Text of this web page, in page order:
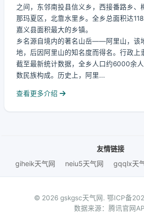
之间，东邻南投县信义乡，西接番路乡、
那玛夏区，北靠水里乡。全乡总面积达
嘉义县面积最大的乡镇。
乡名源自境内的著名山岳——阿里山，该
地，后因阿里山的知名度而得名。行政上
截至最新统计数据，全乡人口约6000余
数民族构成。历史上，阿里...
查看更多介绍
友情链接
giheik天气网
neiu5天气网 gqqlx天
© 2026 gskgsc天气网. 鄂ICP备
数据来源：腾讯官网